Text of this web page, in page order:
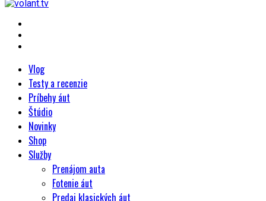
Vlog
Testy a recenzie
Príbehy áut
Štúdio
Novinky
Shop
Služby
Prenájom auta
Fotenie áut
Predaj klasických áut